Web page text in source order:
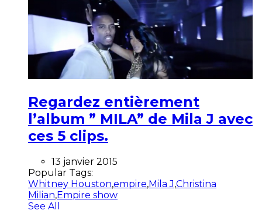
Regardez entièrement
l’album ” MILA” de Mila J avec
ces 5 clips.
13 janvier 2015
Popular Tags:
Whitney Houston,empire,Mila J,Christina
Milian,Empire show
See All